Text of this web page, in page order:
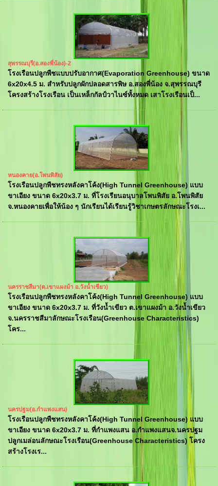
สุพรรณบุรี(อ.สองพี่น้อง)-2
โรงเรือนปลูกพืชแบบปรับอากาศ(Evaporation Greenhouse) ขนาด
6x20x4.5 ม. สำหรับปลูกผักปลอดสารพิษ อ.สองพี่น้อง จ.สุพรรณบุรี
โครงสร้างโรงเรือน เป็นเหล็กกัลป์วาไนซ์ทั้งหมด เสาโรงเรือนเป็...
หนองคาย(อ.โพนพิสัย)
โรงเรือนปลูกพืชทรงหลังคาโค้ง(High Tunnel Greenhouse) แบบ
ขาเอียง ขนาด 6x20x3.7 ม. ที่โรงเรียนอนุบาลโพนพิสัย อ.โพนพิสัย
จ.หนองคายเพื่อให้น้อง ๆ นักเรียนได้เรียนรู้วิชาเกษตรลักษณะโรงเ...
นครราชสีมา(ต.เขาแผงม้า อ.วังน้ำเขียว)
โรงเรือนปลูกพืชทรงหลังคาโค้ง(High Tunnel Greenhouse) แบบ
ขาเอียง ขนาด 6x20x3.7 ม. ที่วังน้ำเขียว ต.เขาแผงม้า อ.วังน้ำเขียว
จ.นครราชสีมาลักษณะโรงเรือน(Greenhouse Characteristics)
โคร...
นครปฐม(อ.กำแพงแสน)
โรงเรือนปลูกพืชทรงหลังคาโค้ง(High Tunnel Greenhouse) แบบ
ขาเอียง ขนาด 6x20x3.7 ม. ที่กำแพงแสน อ.กำแพงแสนจ.นครปฐม
ปลูกเมล่อนลักษณะโรงเรือน(Greenhouse Characteristics) โครง
สร้างโรงเร...